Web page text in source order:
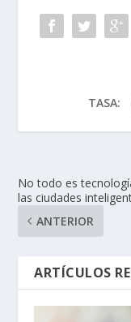
TASA:
No todo es
las ciudades
ANTERIOR
ARTÍCULOS